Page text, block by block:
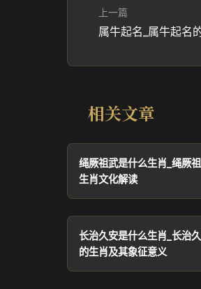
上一篇
属牛起名_属牛起名
相关文章
绳厥祖武是什么生肖_绳厥
生肖文化解读
长治久安是什么生肖_长治
的生肖及其象征意义